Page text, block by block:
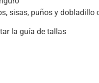
sisas, puños y dobladillo
la guía de tallas